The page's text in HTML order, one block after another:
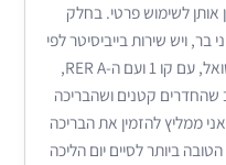
אותן לשימוש פרטי. בחלק
ויש שירות בייביסיטר לפי
בקשה. עד תחנת שארל דה גול אטואל, עם קו 1 ועם ה-RER A,
שהחדרים קטנים ושהבריכה
ממליץ להזמין את הבריכה
ביותר לסיים יום הליכה